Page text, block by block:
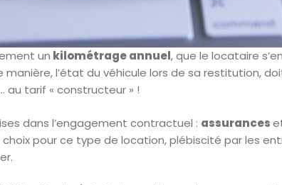
un kilométrage annuel, que le locataire
l’état du véhicule lors de sa restitution,
au tarif « constructeur » !
dans l’engagement contractuel : assurances
pour ce type de location, plébiscité par les